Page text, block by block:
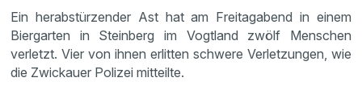
Ein herabstürzender Ast hat am Freitagabend in einem
Biergarten in Steinberg im Vogtland zwölf Menschen
verletzt. Vier von ihnen erlitten schwere Verletzungen, wie
die Zwickauer Polizei mitteilte.